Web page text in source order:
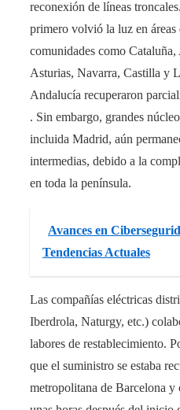
reconexión de líneas
primero volvió la luz en
comunidades como
Asturias, Navarra, Castilla y
Andalucía recuperaron
. Sin embargo, grandes
incluida Madrid, aún
intermedias, debido a la
en toda la península.
Avances en
Tendencias Actuales
Las compañías eléctricas
Iberdrola, Naturgy, etc.)
labores de restablecimiento.
que el suministro se estaba
metropolitana de Barcelona y